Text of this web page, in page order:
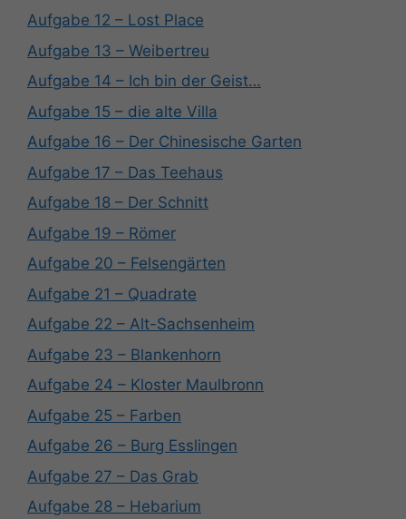
Aufgabe 12 – Lost Place
Aufgabe 13 – Weibertreu
Aufgabe 14 – Ich bin der Geist…
Aufgabe 15 – die alte Villa
Aufgabe 16 – Der Chinesische Garten
Aufgabe 17 – Das Teehaus
Aufgabe 18 – Der Schnitt
Aufgabe 19 – Römer
Aufgabe 20 – Felsengärten
Aufgabe 21 – Quadrate
Aufgabe 22 – Alt-Sachsenheim
Aufgabe 23 – Blankenhorn
Aufgabe 24 – Kloster Maulbronn
Aufgabe 25 – Farben
Aufgabe 26 – Burg Esslingen
Aufgabe 27 – Das Grab
Aufgabe 28 – Hebarium